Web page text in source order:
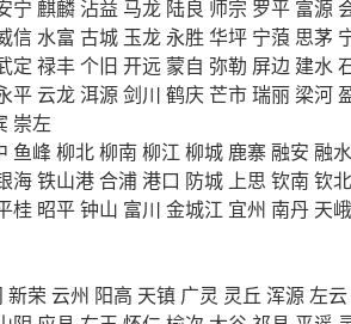
宁 麒麟 沾益 马龙 陆良 师宗 罗平 富源
信水富 古城 玉龙 永胜 华坪 宁蒗 思茅
定 禄丰个旧 开远 蒙自 弥勒 屏边 建水
平 云龙 洱源剑川 鹤庆 芒市瑞丽 梁河
崇左
鱼峰 柳北柳南 柳江 柳城 鹿寨融安 融水
海铁山港合浦港口 防城 上思 钦南 钦北
桂 昭平钟山 富川 金城江 宜州 南丹 天峨
新荣 云州 阳高 天镇 广灵 灵丘 浑源左云